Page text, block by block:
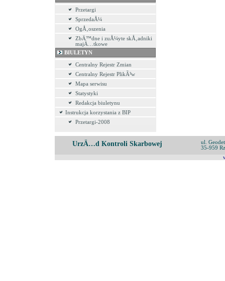
Przetargi
SprzedaÅ¼
OgÅ‚oszenia
ZbÄ™dne i zuÅ¼yte skÅ‚adniki
majÄ…tkowe
BIULETYN
Centralny Rejestr Zmian
Centralny Rejestr PlikÃ³w
Mapa serwisu
Statystyki
Redakcja biuletynu
Instrukcja korzystania z BIP
Przetargi-2008
UrzÄ…d Kontroli Skarbowej
ul.
35-959